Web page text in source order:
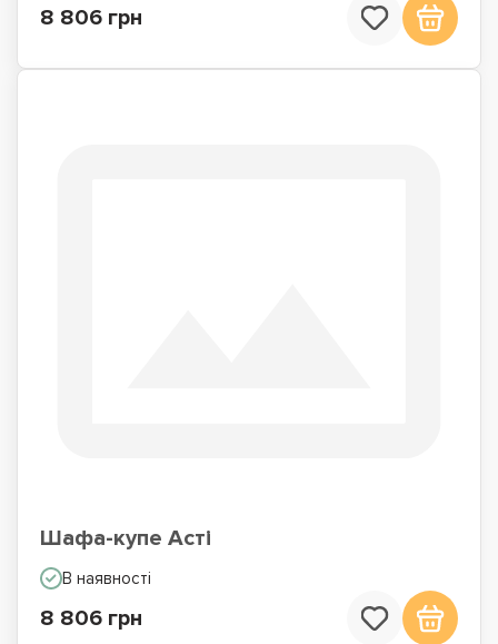
8 806 грн
Шафа-купе Асті
В наявності
8 806 грн